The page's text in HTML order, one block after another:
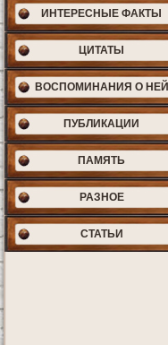
ИНТЕРЕСНЫЕ ФАКТЫ
ЦИТАТЫ
ВОСПОМИНАНИЯ О НЕЙ
ПУБЛИКАЦИИ
ПАМЯТЬ
РАЗНОЕ
СТАТЬИ